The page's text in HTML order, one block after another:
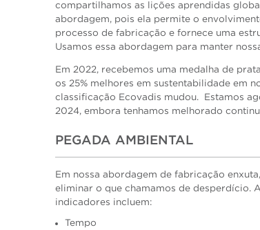
compartilhamos as lições aprendidas
abordagem, pois ela permite o
processo de fabricação e fornece uma
Usamos essa abordagem para manter
Em 2022, recebemos uma medalha de
os 25% melhores em sustentabilidade em
classificação Ecovadis mudou. Estamos
2024, embora tenhamos melhorado
PEGADA AMBIENTAL
Em nossa abordagem de fabricação
eliminar o que chamamos de desperdício.
indicadores incluem:
Tempo